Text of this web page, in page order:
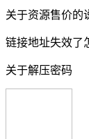
关于资源售价的
链接地址失效了
关于解压密码